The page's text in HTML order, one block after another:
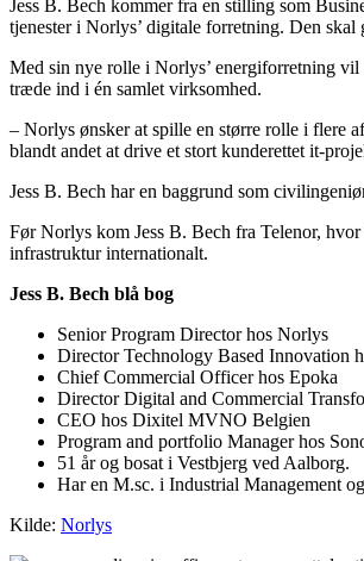
Jess B. Bech kommer fra en stilling som
tjenester i Norlys’ digitale forretning. Den
Med sin nye rolle i Norlys’ energiforretning
træde ind i én samlet virksomhed.
– Norlys ønsker at spille en større rolle i flere
blandt andet at drive et stort kunderettet it-
Jess B. Bech har en baggrund som
Før Norlys kom Jess B. Bech fra Telenor,
infrastruktur internationalt.
Jess B. Bech blå bog
Senior Program Director hos Norlys
Director Technology Based Innovation
Chief Commercial Officer hos Epoka
Director Digital and Commercial
CEO hos Dixitel MVNO Belgien
Program and portfolio Manager hos
51 år og bosat i Vestbjerg ved Aalborg.
Har en M.sc. i Industrial Management
Kilde: Norlys